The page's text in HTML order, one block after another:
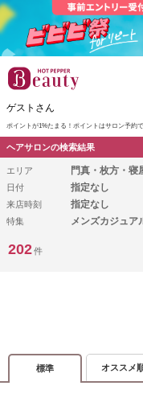
ゲストさん
ポイントが1%たまる！ ポイントはサロン予約
ヘアサロンの検索結果
エリア 門真・枚方・寝
日付 指定なし
来店時刻 指定なし
特集 メンズカジュア
202件
標準 オススメ